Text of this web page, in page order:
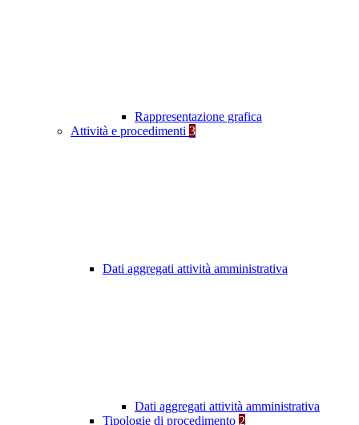
Rappresentazione grafica
Attività e procedimenti 3
Dati aggregati attività amministrativa
Dati aggregati attività amministrativa
Tipologie di procedimento 2